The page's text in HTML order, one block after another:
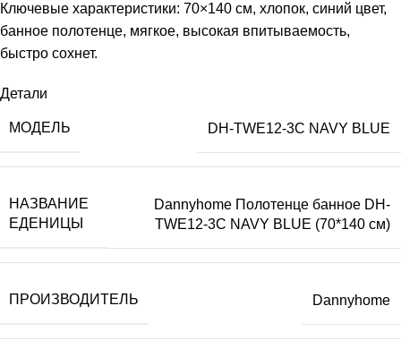
Ключевые характеристики: 70×140 см, хлопок, синий цвет,
банное полотенце, мягкое, высокая впитываемость,
быстро сохнет.
Детали
МОДЕЛЬ DH-TWE12-3C NAVY BLUE
НАЗВАНИЕ
ЕДЕНИЦЫ
Dannyhome Полотенце банное DH-
TWE12-3C NAVY BLUE (70*140 см)
ПРОИЗВОДИТЕЛЬ Dannyhome